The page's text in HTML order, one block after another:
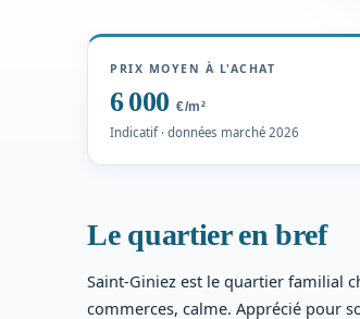
PRIX MOYEN À L'ACHAT
6 000 €/m²
Indicatif · données marché 2026
Le quartier en bref
Saint-Giniez est le quartier familial
commerces, calme. Apprécié pour